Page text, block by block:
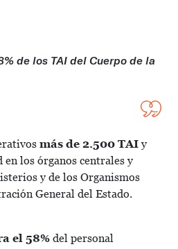
de los TAI del Cuerpo de la
más de 2.500 TAIy
los órganos centrales y
y de los Organismos
General del Estado.
el 58% del personal